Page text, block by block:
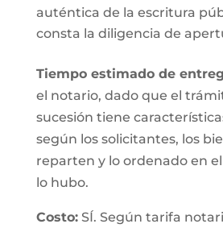
auténtica de la escritura
consta la diligencia de
Tiempo estimado de
el notario, dado que el
sucesión tiene
según los solicitantes, los
reparten y lo ordenado en
lo hubo.
Costo:SÍ. Según tarifa